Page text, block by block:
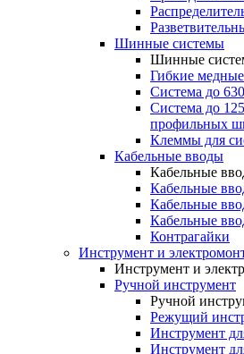
Шинные системы
Шинные
Гибкие
Система до
Система до
профильных
Клеммы для
Кабельные вводы
Кабельные
Кабельные
Кабельные
Кабельные
Контрагайки
Инструмент и
Инструмент и
Ручной инструмент
Ручной
Режущий
Инструмент
Инструмент